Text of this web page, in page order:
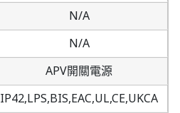
N/A
N/A
APV開關電源
IP42,LPS,BIS,EAC,UL,CE,UKCA